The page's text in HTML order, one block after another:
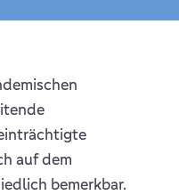
auf dem
bemerkbar.